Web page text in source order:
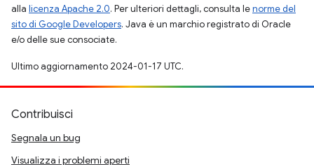
alla licenza Apache 2.0. Per ulteriori dettagli, consulta lenorme del
sito di Google Developers. Java è un marchio registrato di Oracle
e/o delle sue consociate.
Ultimo aggiornamento 2024-01-17 UTC.
Contribuisci
Segnala un bug
Visualizza i problemi aperti